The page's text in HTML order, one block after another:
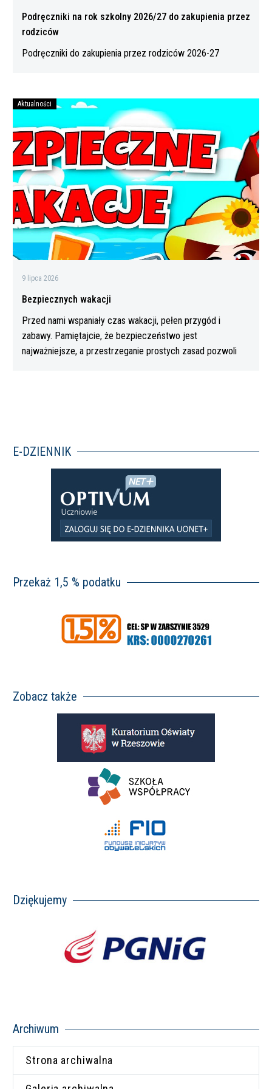
Podręczniki na rok szkolny 2026/27 do zakupienia przez
rodziców
Podręczniki do zakupienia przez rodziców 2026-27
Bezpiecznych
wakacji
Aktualności
9 lipca 2026
Bezpiecznych wakacji
Przed nami wspaniały czas wakacji, pełen przygód i
zabawy. Pamiętajcie, że bezpieczeństwo jest
najważniejsze, a przestrzeganie prostych zasad pozwoli
E-DZIENNIK
Przekaż 1,5 % podatku
Zobacz także
Dziękujemy
Archiwum
Strona archiwalna